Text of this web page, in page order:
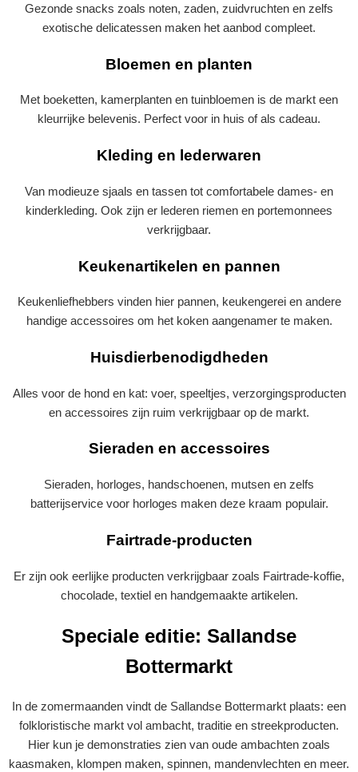
Gezonde snacks zoals noten, zaden, zuidvruchten en zelfs
exotische delicatessen maken het aanbod compleet.
Bloemen en planten
Met boeketten, kamerplanten en tuinbloemen is de markt een
kleurrijke belevenis. Perfect voor in huis of als cadeau.
Kleding en lederwaren
Van modieuze sjaals en tassen tot comfortabele dames- en
kinderkleding. Ook zijn er lederen riemen en portemonnees
verkrijgbaar.
Keukenartikelen en pannen
Keukenliefhebbers vinden hier pannen, keukengerei en andere
handige accessoires om het koken aangenamer te maken.
Huisdierbenodigdheden
Alles voor de hond en kat: voer, speeltjes, verzorgingsproducten
en accessoires zijn ruim verkrijgbaar op de markt.
Sieraden en accessoires
Sieraden, horloges, handschoenen, mutsen en zelfs
batterijservice voor horloges maken deze kraam populair.
Fairtrade-producten
Er zijn ook eerlijke producten verkrijgbaar zoals Fairtrade-koffie,
chocolade, textiel en handgemaakte artikelen.
Speciale editie: Sallandse
Bottermarkt
In de zomermaanden vindt de Sallandse Bottermarkt plaats: een
folkloristische markt vol ambacht, traditie en streekproducten.
Hier kun je demonstraties zien van oude ambachten zoals
kaasmaken, klompen maken, spinnen, mandenvlechten en meer.